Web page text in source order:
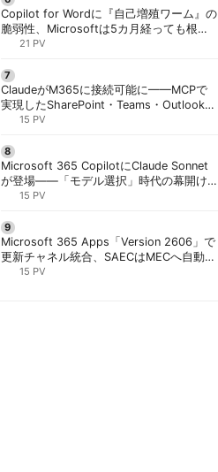
Copilot for Wordに『自己増殖ワーム』の
脆弱性、Microsoftは5カ月経っても根本
対策できず | 胡田昌彦
21 PV
ClaudeがM365に接続可能に——MCPで
実現したSharePoint・Teams・Outlook連
携、セキュリティと実務への影響を読み
15 PV
Microsoft 365 CopilotにClaude Sonnet
が登場——「モデル選択」時代の幕開け
と管理者が知るべき注意点 | 胡田昌彦
15 PV
Microsoft 365 Apps「Version 2606」で
更新チャネル統合、SAECはMECへ自動移
行 | 胡田昌彦
15 PV